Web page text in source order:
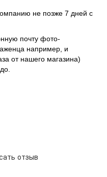
не позже 7 дней с
почту фото-
например, и
от нашего магазина)
отзыв